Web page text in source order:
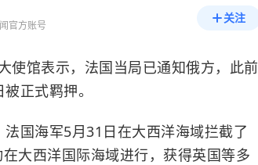
官方账号
关注
使馆表示，法国当局已通知俄方，此前
正式羁押。
国海军5月31日在大西洋海域拦截了
大西洋国际海域进行，获得英国等多